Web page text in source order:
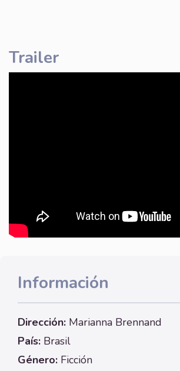
Trailer
Información
Dirección: Marianna Brennand
País: Brasil
Género: Ficción